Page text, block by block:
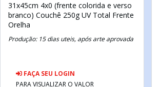
31x45cm 4x0 (frente colorida e verso
branco) Couchê 250g UV Total Frente
Orelha
Produção: 15 dias uteis, após arte aprovada
FAÇA SEU LOGIN
PARA VISUALIZAR O VALOR